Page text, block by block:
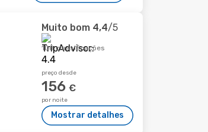
Muito bom 4,4/5
108 classificações
preço desde
156 €
por noite
Mostrar detalhes